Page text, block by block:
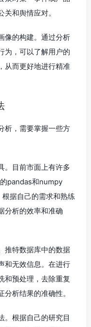
和舆情应对。
像的构建。通过分析
为，可以了解用户的
从而更好地进行精准
析，需要掌握一些方
。目前市面上有许多
pandas和numpy
据自己的需求和熟练
分析的效率和准确
推特数据库中的数据
和无效信息。在进行
和预处理，去除重复
析结果的准确性。
。根据自己的研究目